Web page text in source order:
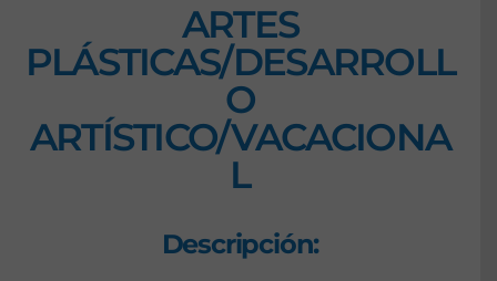
ARTES
PLÁSTICAS/DESARROLL
O
ARTÍSTICO/VACACIONA
L
Descripción: